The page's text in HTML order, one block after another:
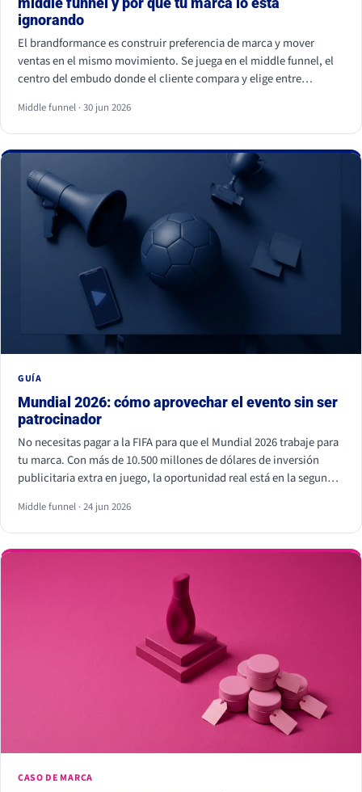
ignorando
El brandformance es construir preferencia de marca y mover
ventas en el mismo movimiento. Se juega en el middle funnel, el
centro del embudo donde el cliente compara y elige entre
invierte en los extremos (notoriedad y precio) y deja ese centro
vacío, que es justo donde se gana o se pierde la venta frente a la
marca blanca.
Middle funnel · 30 jun 2026
GUÍA
Mundial 2026: cómo aprovechar el evento sin ser
patrocinador
No necesitas pagar a la FIFA para que el Mundial 2026 trabaje para
tu marca. Con más de 10.500 millones de dólares de inversión
publicitaria extra en juego, la oportunidad real está en la segunda
estadio. Eso sí, hay líneas que no se cruzan: usar los símbolos
oficiales de la FIFA puede salir muy caro.
Middle funnel · 24 jun 2026
CASO DE MARCA